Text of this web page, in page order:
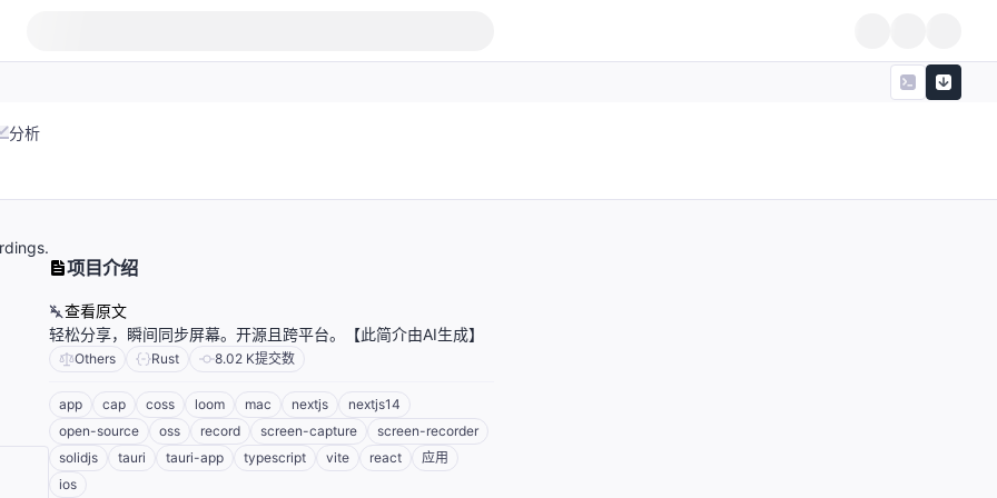
分析
项目介绍
查看原文
轻松分享，瞬间同步屏幕。开源且跨平台。【此简介由AI生成】
Others Rust 8.02 K提交数
app cap coss loom mac nextjs
nextjs14
open-source
oss record screen-capture
screen-recorder
solidjs
tauri tauri-app typescript vite react
应用
ios